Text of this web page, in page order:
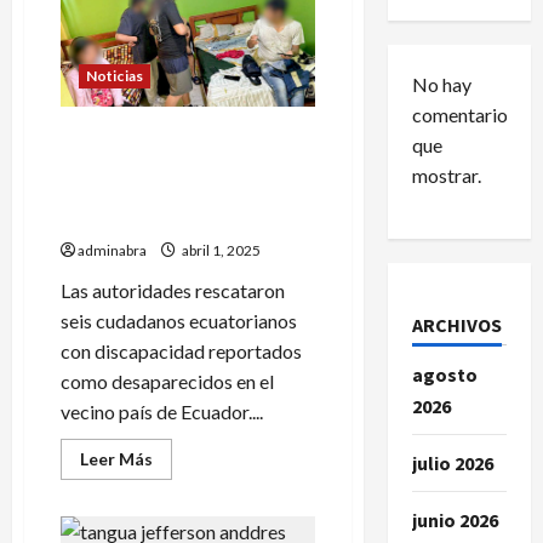
Noticias
adminabra abril 1, 2025
Las autoridades rescataron
seis cudadanos ecuatorianos
con discapacidad reportados
como desaparecidos en el
vecino país de Ecuador....
Leer Más
más
Ecuatorianos
No hay
comentarios
que
mostrar.
ARCHIVOS
agosto
2026
julio 2026
junio 2026